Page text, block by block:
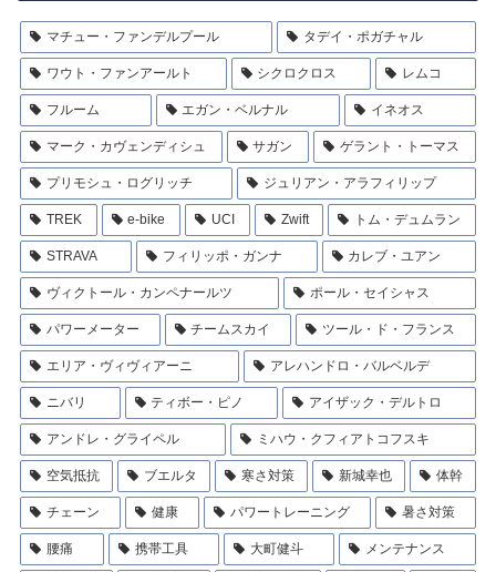
マチュー・ファンデルプール タデイ・ポガチャル
ワウト・ファンアールト シクロクロス レムコ
フルーム エガン・ベルナル イネオス
マーク・カヴェンディシュ サガン ゲラント・トーマス
プリモシュ・ログリッチ ジュリアン・アラフィリップ
TREK e-bike UCI Zwift トム・デュムラン
STRAVA フィリッポ・ガンナ カレブ・ユアン
ヴィクトール・カンペナールツ ポール・セイシャス
パワーメーター チームスカイ ツール・ド・フランス
エリア・ヴィヴィアーニ アレハンドロ・バルベルデ
ニバリ ティボー・ピノ アイザック・デルトロ
アンドレ・グライペル ミハウ・クフィアトコフスキ
空気抵抗 ブエルタ 寒さ対策 新城幸也 体幹
チェーン 健康 パワートレーニング 暑さ対策
腰痛 携帯工具 大町健斗 メンテナンス